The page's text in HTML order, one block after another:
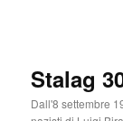
Stalag
Dall'8 settembre